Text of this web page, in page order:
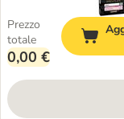
Prezzo
totale
0,00 €